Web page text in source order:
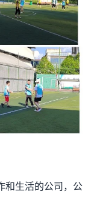
和生活的公司，公